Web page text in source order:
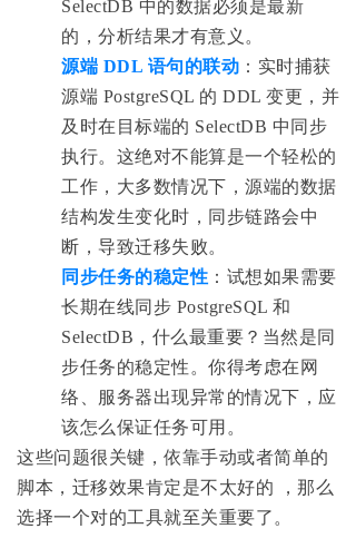
SelectDB 中的数据必须是最新
的，分析结果才有意义。
源端 DDL 语句的联动 ：实时捕获
源端 PostgreSQL 的 DDL 变更，并
及时在目标端的 SelectDB 中同步
执行。这绝对不能算是一个轻松的
工作，大多数情况下，源端的数据
结构发生变化时，同步链路会中
断，导致迁移失败。
同步任务的稳定性 ：试想如果需要
长期在线同步 PostgreSQL 和
SelectDB，什么最重要？当然是同
步任务的稳定性。你得考虑在网
络、服务器出现异常的情况下，应
该怎么保证任务可用。
这些问题很关键，依靠手动或者简单的
脚本，迁移效果肯定是不太好的 ，那么
选择一个对的工具就至关重要了。